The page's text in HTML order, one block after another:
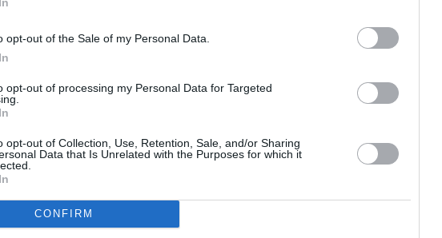
opt-out of the Sale of my Personal Data.
opt-out of processing my Personal Data for Targeted
opt-out of Collection, Use, Retention, Sale, and/or Sharing
Data that Is Unrelated with the Purposes for which it
CONFIRM
παραγωγός και σεναριογράφος, πέντε φορές υποψήφιος για
αυτών ένα βραβείο BAFTA (της Βρετανικής Ακαδημίας
της Κριτικής Επιτροπής στις Κάννες και τον Χρυσό Λέοντα